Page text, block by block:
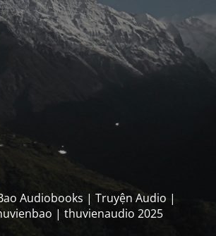
Audiobooks | Truyện Audio |
| thuvienaudio 2025